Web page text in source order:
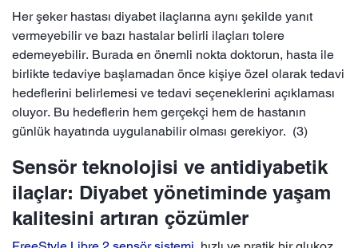
Her şeker hastası diyabet ilaçlarına aynı şekilde yanıt
vermeyebilir ve bazı hastalar belirli ilaçları tolere
edemeyebilir. Burada en önemli nokta doktorun, hasta ile
birlikte tedaviye başlamadan önce kişiye özel olarak tedavi
hedeflerini belirlemesi ve tedavi seçeneklerini açıklaması
oluyor. Bu hedeflerin hem gerçekçi hem de hastanın
günlük hayatında uygulanabilir olması gerekiyor. (3)
Sensör teknolojisi ve antidiyabetik
ilaçlar: Diyabet yönetiminde yaşam
kalitesini artıran çözümler